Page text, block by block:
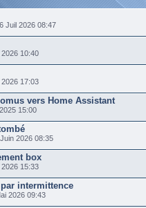
Juil 2026 08:47
10:40
17:03
vers Home Assistant
15:00
2026 08:35
box
15:33
intermittence
2026 09:43